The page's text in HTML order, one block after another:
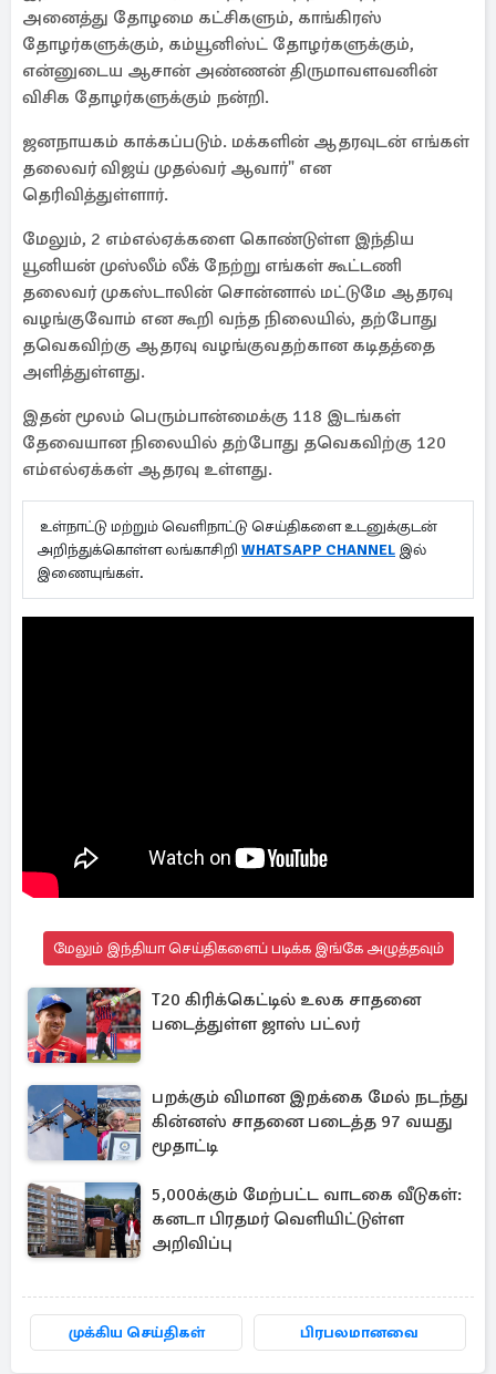
அனைத்து தோழமை கட்சிகளும், காங்கிரஸ்
தோழர்களுக்கும், கம்யூனிஸ்ட் தோழர்களுக்கும்,
என்னுடைய ஆசான் அண்ணன் திருமாவளவனின்
விசிக தோழர்களுக்கும் நன்றி.
ஜனநாயகம் காக்கப்படும். மக்களின் ஆதரவுடன் எங்கள்
தலைவர் விஜய் முதல்வர் ஆவார்" என
தெரிவித்துள்ளார்.
மேலும், 2 எம்எல்ஏக்களை கொண்டுள்ள இந்திய
யூனியன் முஸ்லீம் லீக் நேற்று எங்கள் கூட்டணி
தலைவர் முகஸ்டாலின் சொன்னால் மட்டுமே ஆதரவு
வழங்குவோம் என கூறி வந்த நிலையில், தற்போது
தவெகவிற்கு ஆதரவு வழங்குவதற்கான கடிதத்தை
அளித்துள்ளது.
இதன் மூலம் பெரும்பான்மைக்கு 118 இடங்கள்
தேவையான நிலையில் தற்போது தவெகவிற்கு 120
எம்எல்ஏக்கள் ஆதரவு உள்ளது.
உள்நாட்டு மற்றும் வெளிநாட்டு செய்திகளை உடனுக்குடன்
அறிந்துக்கொள்ள லங்காசிறி WHATSAPP CHANNEL இல்
இணையுங்கள்.
மேலும் இந்தியா செய்திகளைப் படிக்க இங்கே அழுத்தவும்
T20 கிரிக்கெட்டில் உலக சாதனை
படைத்துள்ள ஜாஸ் பட்லர்
பறக்கும் விமான இறக்கை மேல் நடந்து
கின்னஸ் சாதனை படைத்த 97 வயது
மூதாட்டி
5,000க்கும் மேற்பட்ட வாடகை வீடுகள்:
கனடா பிரதமர் வெளியிட்டுள்ள
அறிவிப்பு
முக்கிய செய்திகள் பிரபலமானவை